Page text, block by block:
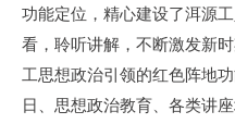
功能定位，精心建设了洱源
看，聆听讲解，不断激发新
工思想政治引领的红色阵地
日、思想政治教育、各类讲